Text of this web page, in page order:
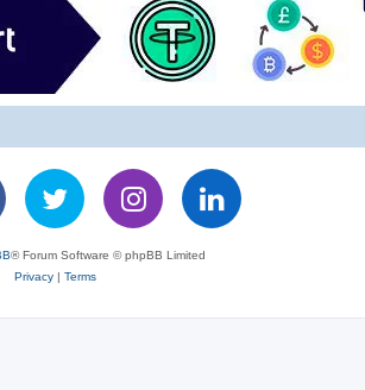
® Forum Software © phpBB Limited
Privacy| Terms